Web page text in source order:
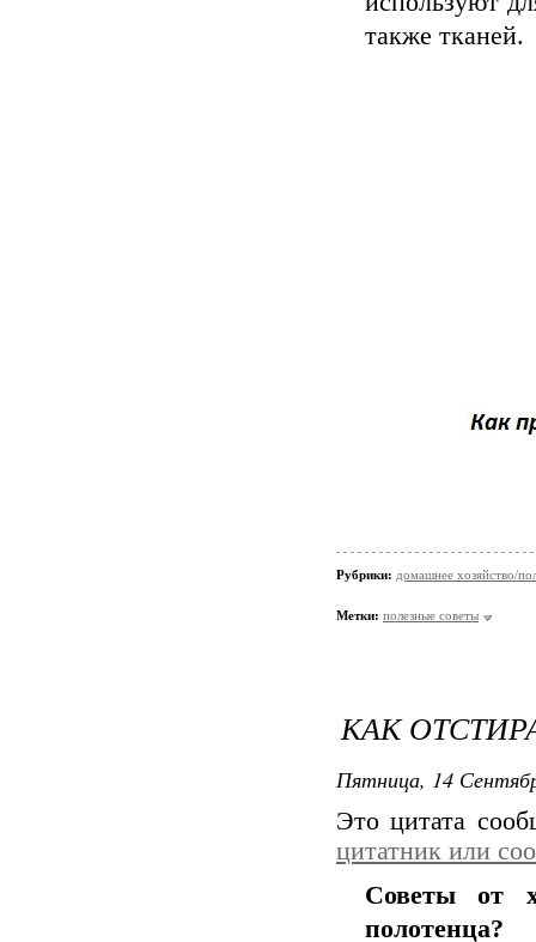
также
Рубрики: домашнее хозяйство/
Метки: полезные советы
КАК
Пятница, 14
Это цитата
цитатник или
Советы от
полотенца?